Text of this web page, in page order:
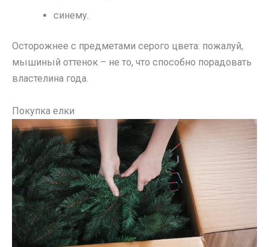
синему.
Осторожнее с предметами серого цвета: пожалуй,
мышиный оттенок – не то, что способно порадовать
властелина года.
Покупка елки